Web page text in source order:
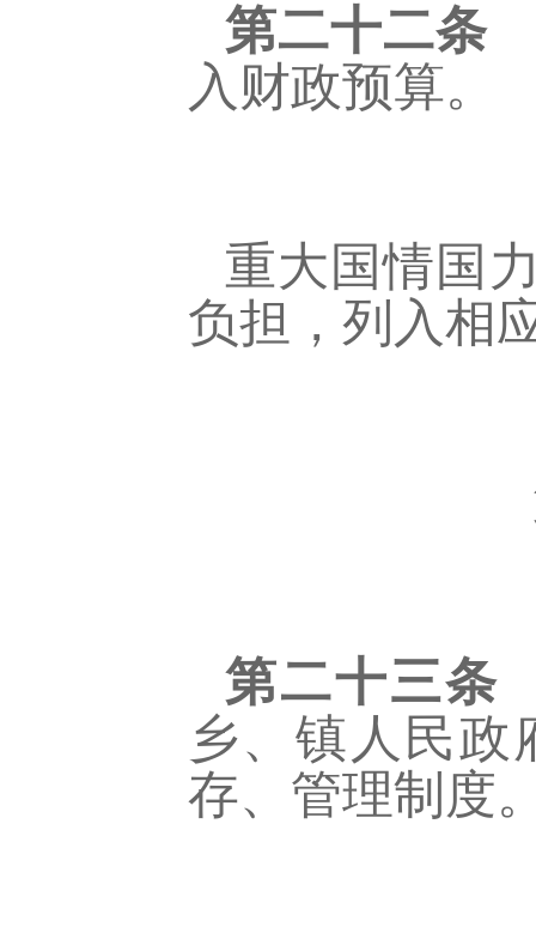
第二十二条
入财政预算。
重大国情国
负担，列入相
第二十三条
乡、镇人民
存、管理制度